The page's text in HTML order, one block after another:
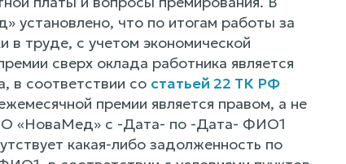
установлено, что по итогам работы за
в труде, с учетом экономической
сверх оклада работника является
в соответствии со статьей 22 ТК РФ
премии является правом, а не
«НоваМед» с -Дата- по -Дата- ФИО1
какая-либо задолженность по